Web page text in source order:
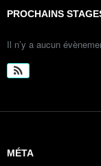
PROCHAINS
Il n’y a aucun
MÉTA